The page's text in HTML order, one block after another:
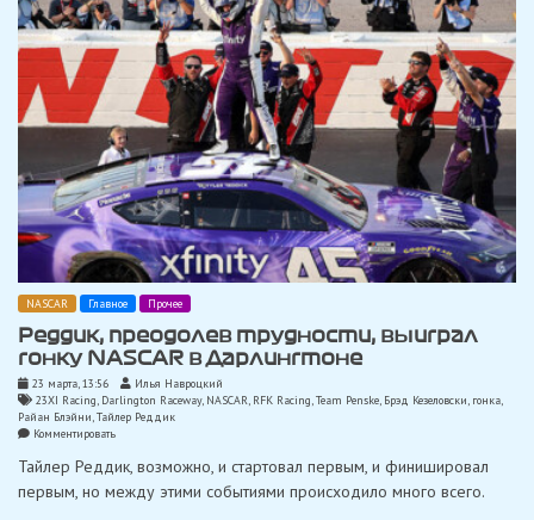
NASCAR
NASCAR Главное Прочее
Реддик, преодолев трудности, выиграл
гонку NASCAR в Дарлингтоне
23 марта, 13:56
Илья Навроцкий
23XI Racing, Darlington Raceway, NASCAR, RFK Racing,Team Penske, Брэд Кезеловски, гонка
Райан Блэйни,Тайлер Реддик
Комментироватьon
преодолев
выиграл
Тайлер Реддик, возможно, и стартовал первым, и финишировал
первым, но между этими событиями происходило много всего.